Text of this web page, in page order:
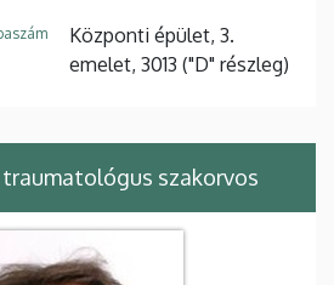
Központi épület, 3.
emelet, 3013 ("D" részleg)
traumatológus szakorvos